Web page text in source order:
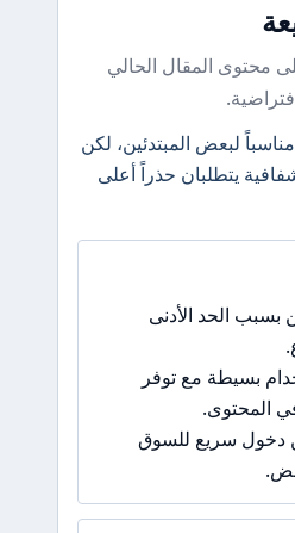
محتوى المقال الحالي
لبعض المبتدئين، لكن
يتطلبان حذراً أعلى
بسبب الحد الأدنى
بسيطة مع توفر
المحتوى.
دخول سريع للسوق